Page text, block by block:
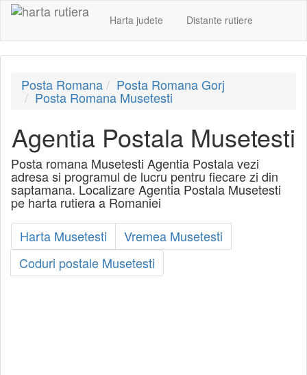
Harta judete Distante rutiere
Posta Romana Posta Romana Gorj
Posta Romana Musetesti
Agentia Postala Musetesti
Posta romana Musetesti Agentia Postala vezi
adresa si programul de lucru pentru fiecare zi din
saptamana. Localizare Agentia Postala Musetesti
pe harta rutiera a Romaniei
Harta Musetesti
Vremea Musetesti
Coduri postale Musetesti